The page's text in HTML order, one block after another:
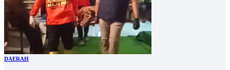
DAERAH